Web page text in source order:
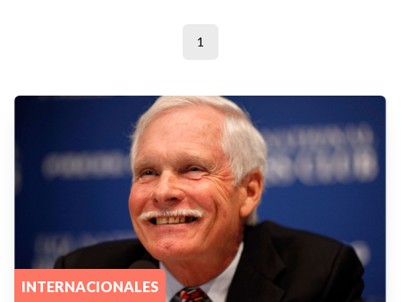
1
INTERNACIONALES